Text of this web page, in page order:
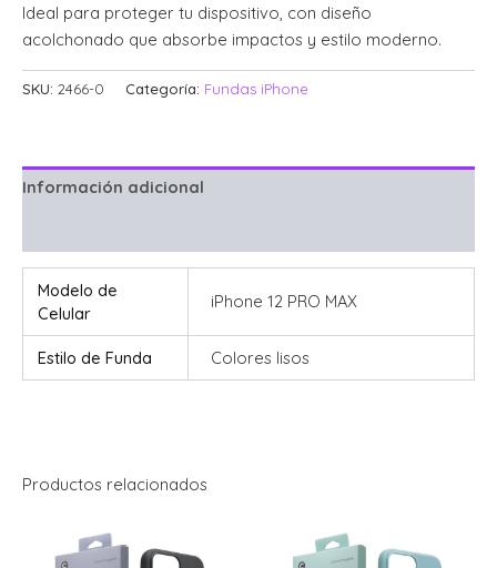
Ideal para proteger tu dispositivo, con diseño
acolchonado que absorbe impactos y estilo moderno.
SKU: 2466-0 Categoría: Fundas iPhone
Información adicional
Modelo de
Celular
iPhone 12 PRO MAX
Estilo de Funda Colores lisos
Productos relacionados